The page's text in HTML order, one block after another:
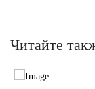
Читайте